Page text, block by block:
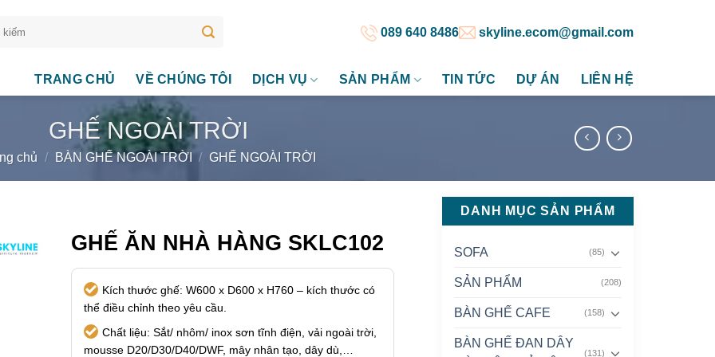
089 640 8486 skyline.ecom@gmail.com
TRANG CHỦ VỀ CHÚNG TÔI DỊCH VỤ SẢN PHẨM TIN TỨC DỰ ÁN LIÊN HỆ
GHẾ NGOÀI TRỜI
chủ / BÀN GHẾ NGOÀI TRỜI / GHẾ NGOÀI TRỜI
DANH MỤC SẢN PHẨM
SOFA (85)
SẢN PHẨM (208)
BÀN GHẾ CAFE (158)
BÀN GHẾ ĐAN DÂY
(131)
GHẾ ĂN NHÀ HÀNG SKLC102
Kích thước ghế: W600 x D600 x H760 – kích thước có
thể điều chỉnh theo yêu cầu.
Chất liệu: Sắt/ nhôm/ inox sơn tĩnh điện, vải ngoài trời,
mousse D20/D30/D40/DWF, mây nhân tạo, dây dù,…